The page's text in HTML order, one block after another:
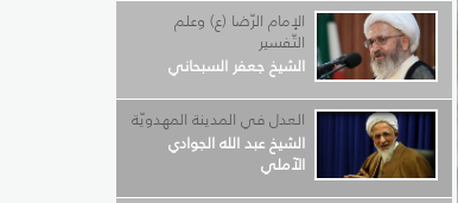
الإمام الرّضا (ع) وعلم
التّفسير
الشيخ جعفر السبحاني
العدل في المدينة المهدويّة
الشيخ عبد الله الجوادي
الآملي